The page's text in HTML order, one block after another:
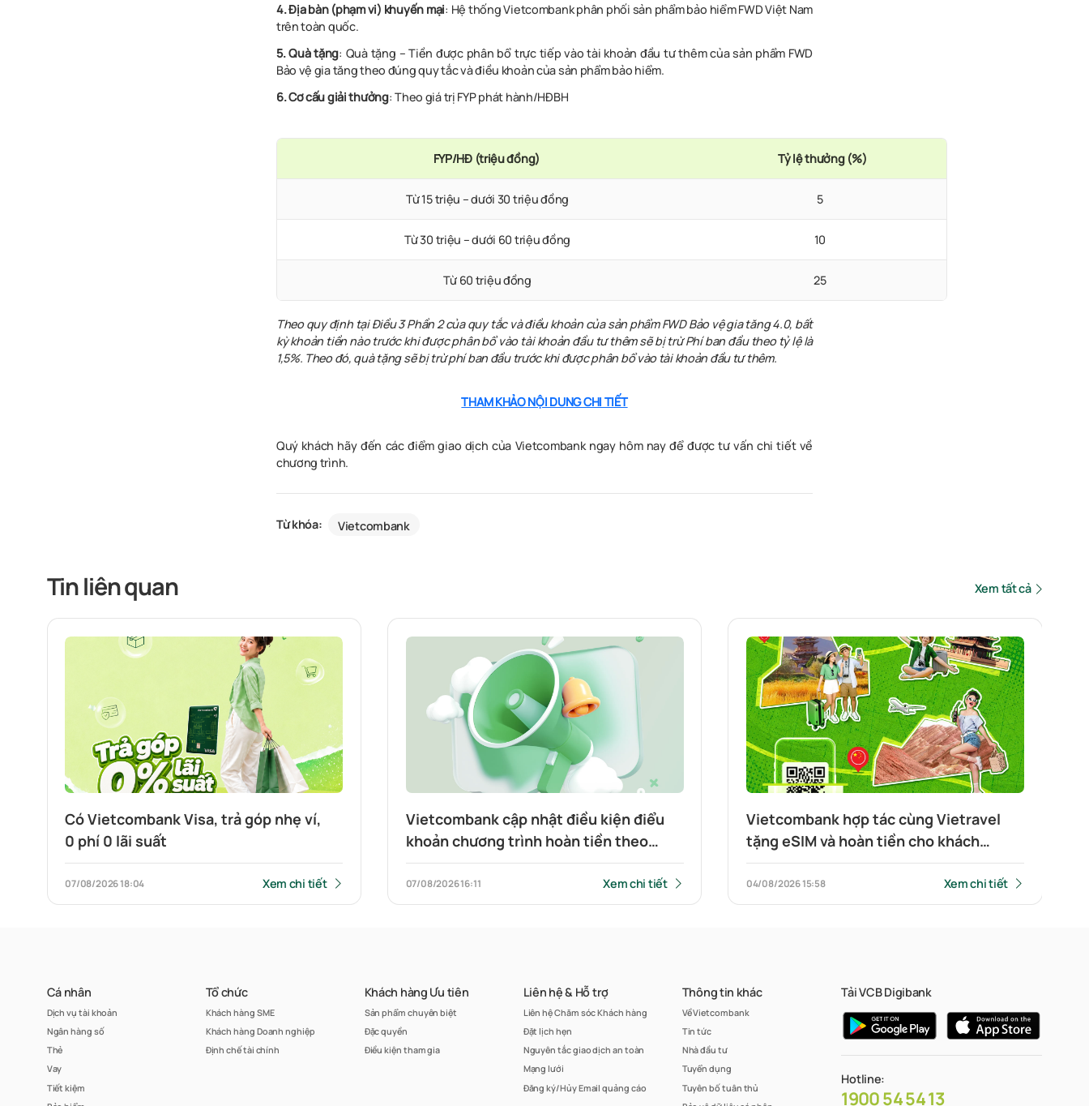
4. Địa bàn (phạm vi) khuyến mại: Hệ thống Vietcombank phân phối sản phẩm bảo hiểm FWD Việt Nam
trên toàn quốc.
5. Quà tặng: Quà tặng – Tiền được phân bổ trực tiếp vào tài khoản đầu tư thêm của sản phẩm FWD
Bảo vệ gia tăng theo đúng quy tắc và điều khoản của sản phẩm bảo hiểm.
6. Cơ cấu giải thưởng: Theo giá trị FYP phát hành/HĐBH
FYP/HĐ (triệu đồng) Tỷ lệ thưởng (%)
Từ 15 triệu – dưới 30 triệu đồng 5
Từ 30 triệu – dưới 60 triệu đồng 10
Từ 60 triệu đồng 25
Theo quy định tại Điều 3 Phần 2 của quy tắc và điều khoản của sản phẩm FWD Bảo vệ gia tăng 4.0, bất
kỳ khoản tiền nào trước khi được phân bổ vào tài khoản đầu tư thêm sẽ bị trừ Phí ban đầu theo tỷ lệ là
1,5%. Theo đó, quà tặng sẽ bị trừ phí ban đầu trước khi được phân bổ vào tài khoản đầu tư thêm.
THAM KHẢO NỘI DUNG CHI TIẾT
Quý khách hãy đến các điểm giao dịch của Vietcombank ngay hôm nay để được tư vấn chi tiết về
chương trình.
Từ khóa: Vietcombank
Tin liên quan Xem tất cả
Có Vietcombank Visa, trả góp nhẹ ví,
0 phí 0 lãi suất
07/08/202618:04 Xem chi tiết
Vietcombank cập nhật điều kiện điểu
khoản chương trình hoàn tiền theo
tính năng thẻ Visa Platinum
07/08/202616:11 Xem chi tiết
Vietcombank hợp tác cùng Vietravel
tặng eSIM và hoàn tiền cho khách
hàng đi du lịch Trung Quốc và quét QR
xuyên biên giới
04/08/202615:58 Xem chi tiết
Cá nhân
Dịch vụ tài khoản
Ngân hàng số
Thẻ
Vay
Tiết kiệm
Tổ chức
Khách hàng SME
Khách hàng Doanh nghiệp
Định chế tài chính
Khách hàng Ưu tiên
Sản phẩm chuyên biệt
Đặc quyền
Điều kiện tham gia
Liên hệ & Hỗ trợ
Liên hệ Chăm sóc Khách hàng
Đặt lịch hẹn
Nguyên tắc giao dịch an toàn
Mạng lưới
Đăng ký/Hủy Email quảng cáo
Thông tin khác
Về Vietcombank
Tin tức
Nhà đầu tư
Tuyển dụng
Tuyên bố tuân thủ
Tải VCB Digibank
Hotline:
1900 54 54 13